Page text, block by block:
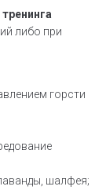
тренинга
либо при
горсти
шалфея;